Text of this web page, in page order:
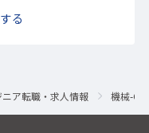
る
ア転職・求人情報 機械-